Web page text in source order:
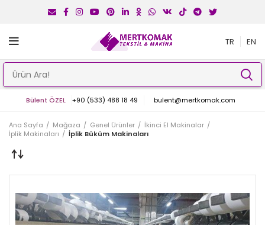
TR EN
Bülent ÖZEL +90 (533) 488 18 49 bulent@mertkomak.com
Ana Sayfa Mağaza Genel Ürünler
İkinci El Makinalar
İplik Makinaları
İplik Büküm Makinaları